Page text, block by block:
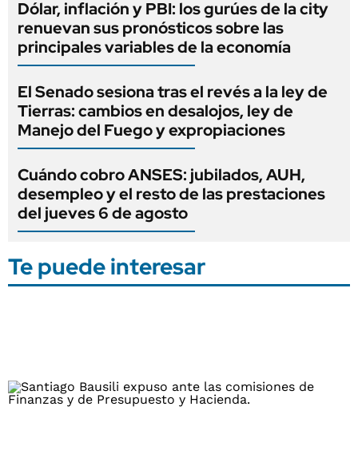
Dólar, inflación y PBI: los gurúes de la city
renuevan sus pronósticos sobre las
principales variables de la economía
El Senado sesiona tras el revés a la ley de
Tierras: cambios en desalojos, ley de
Manejo del Fuego y expropiaciones
Cuándo cobro ANSES: jubilados, AUH,
desempleo y el resto de las prestaciones
del jueves 6 de agosto
Te puede interesar